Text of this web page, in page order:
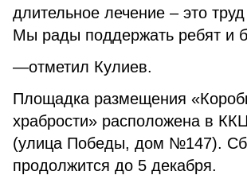
длительное лечение – это
Мы рады поддержать ребят и
—отметил Кулиев.
Площадка размещения
храбрости» расположена в
(улица Победы, дом №147).
продолжится до 5 декабря.